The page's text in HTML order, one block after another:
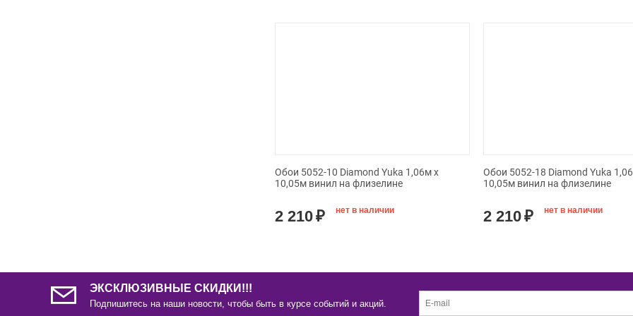
Обои 5052-10 Diamond Yuka 1,06м х
10,05м винил на флизелине
2 210₽ нет в наличии
Обои 5052-18 Diamond Yuka
10,05м винил на флизелине
2 210₽ нет в наличии
ЭКСКЛЮЗИВНЫЕ СКИДКИ!!!
Подпишитесь на наши новости, чтобы быть в курсе событий и акций.